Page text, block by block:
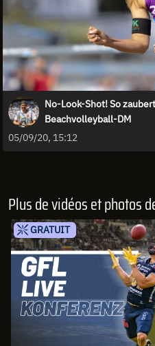
No-Look-Shot! So
Beachvolleyball-DM
05/09/20, 15:12
Plus de vidéos et photos
GRATUIT